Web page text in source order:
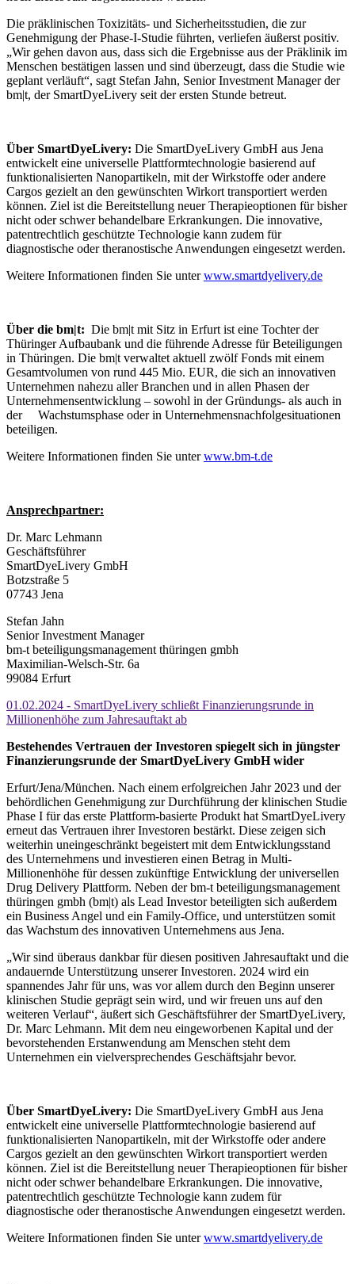
Die präklinischen Toxizitäts- und Sicherheitsstudien, die zur
Genehmigung der Phase-I-Studie führten, verliefen äußerst positiv.
„Wir gehen davon aus, dass sich die Ergebnisse aus der Präklinik im
Menschen bestätigen lassen und sind überzeugt, dass die Studie wie
geplant verläuft“, sagt Stefan Jahn, Senior Investment Manager der
bm|t, der SmartDyeLivery seit der ersten Stunde betreut.
Über SmartDyeLivery: Die SmartDyeLivery GmbH aus Jena
entwickelt eine universelle Plattformtechnologie basierend auf
funktionalisierten Nanopartikeln, mit der Wirkstoffe oder andere
Cargos gezielt an den gewünschten Wirkort transportiert werden
können. Ziel ist die Bereitstellung neuer Therapieoptionen für bisher
nicht oder schwer behandelbare Erkrankungen. Die innovative,
patentrechtlich geschützte Technologie kann zudem für
diagnostische oder theranostische Anwendungen eingesetzt werden.
Weitere Informationen finden Sie unter www.smartdyelivery.de
Über die bm|t: Die bm|t mit Sitz in Erfurt ist eine Tochter der
Thüringer Aufbaubank und die führende Adresse für Beteiligungen
in Thüringen. Die bm|t verwaltet aktuell zwölf Fonds mit einem
Gesamtvolumen von rund 445 Mio. EUR, die sich an innovativen
Unternehmen nahezu aller Branchen und in allen Phasen der
Unternehmensentwicklung – sowohl in der Gründungs- als auch in
der Wachstumsphase oder in Unternehmensnachfolgesituationen
beteiligen.
Weitere Informationen finden Sie unterwww.bm-t.de
Ansprechpartner:
Dr. Marc Lehmann
Geschäftsführer
SmartDyeLivery GmbH
Botzstraße 5
07743 Jena
Stefan Jahn
Senior Investment Manager
bm-t beteiligungsmanagement thüringen gmbh
Maximilian-Welsch-Str. 6a
99084 Erfurt
01.02.2024 - SmartDyeLivery schließt Finanzierungsrunde in
Millionenhöhe zum Jahresauftakt ab
Bestehendes Vertrauen der Investoren spiegelt sich in jüngster
Finanzierungsrunde der SmartDyeLivery GmbH wider
Erfurt/Jena/München. Nach einem erfolgreichen Jahr 2023 und der
behördlichen Genehmigung zur Durchführung der klinischen Studie
Phase I für das erste Plattform-basierte Produkt hat SmartDyeLivery
erneut das Vertrauen ihrer Investoren bestärkt. Diese zeigen sich
weiterhin uneingeschränkt begeistert mit dem Entwicklungsstand
des Unternehmens und investieren einen Betrag in Multi-
Millionenhöhe für dessen zukünftige Entwicklung der universellen
Drug Delivery Plattform. Neben der bm-t beteiligungsmanagement
thüringen gmbh (bm|t) als Lead Investor beteiligten sich außerdem
ein Business Angel und ein Family-Office, und unterstützen somit
das Wachstum des innovativen Unternehmens aus Jena.
„Wir sind überaus dankbar für diesen positiven Jahresauftakt und die
andauernde Unterstützung unserer Investoren. 2024 wird ein
spannendes Jahr für uns, was vor allem durch den Beginn unserer
klinischen Studie geprägt sein wird, und wir freuen uns auf den
weiteren Verlauf“, äußert sich Geschäftsführer der SmartDyeLivery,
Dr. Marc Lehmann. Mit dem neu eingeworbenen Kapital und der
bevorstehenden Erstanwendung am Menschen steht dem
Unternehmen ein vielversprechendes Geschäftsjahr bevor.
Über SmartDyeLivery: Die SmartDyeLivery GmbH aus Jena
entwickelt eine universelle Plattformtechnologie basierend auf
funktionalisierten Nanopartikeln, mit der Wirkstoffe oder andere
Cargos gezielt an den gewünschten Wirkort transportiert werden
können. Ziel ist die Bereitstellung neuer Therapieoptionen für bisher
nicht oder schwer behandelbare Erkrankungen. Die innovative,
patentrechtlich geschützte Technologie kann zudem für
diagnostische oder theranostische Anwendungen eingesetzt werden.
Weitere Informationen finden Sie unterwww.smartdyelivery.de